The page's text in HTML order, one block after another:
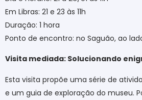
Em Libras: 21 e 23 às 11h
Duração: 1 hora
Ponto de encontro: no Saguão, ao
Visita mediada: Solucionando
Esta visita propõe uma série de
e um guia de exploração do museu.